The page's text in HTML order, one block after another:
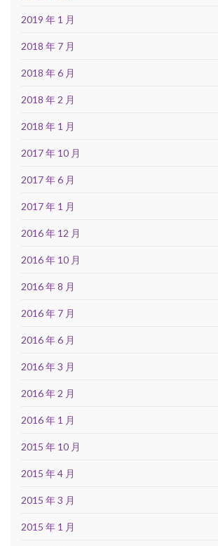
2019 年 1 月
2018 年 7 月
2018 年 6 月
2018 年 2 月
2018 年 1 月
2017 年 10 月
2017 年 6 月
2017 年 1 月
2016 年 12 月
2016 年 10 月
2016 年 8 月
2016 年 7 月
2016 年 6 月
2016 年 3 月
2016 年 2 月
2016 年 1 月
2015 年 10 月
2015 年 4 月
2015 年 3 月
2015 年 1 月